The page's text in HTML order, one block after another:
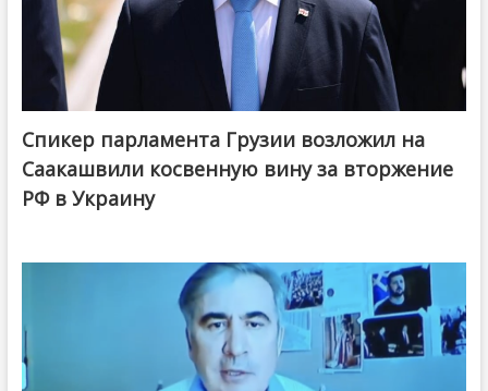
Спикер парламента Грузии возложил на
Саакашвили косвенную вину за вторжение
РФ в Украину